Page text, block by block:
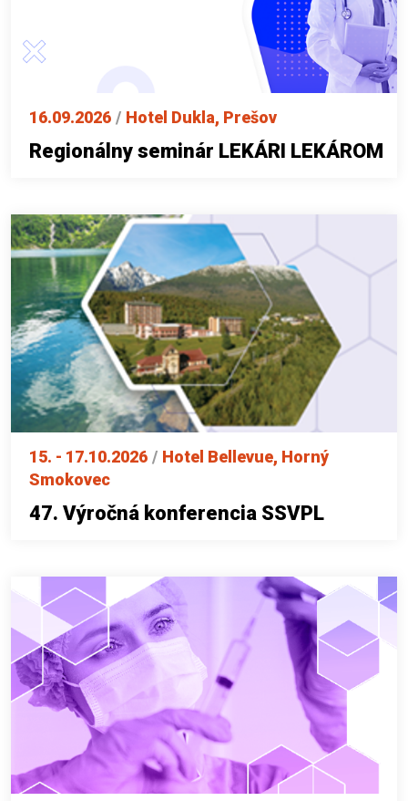
16.09.2026 / Hotel Dukla, Prešov
Regionálny seminár LEKÁRI LEKÁROM
15. - 17.10.2026 / Hotel Bellevue, Horný
Smokovec
47. Výročná konferencia SSVPL